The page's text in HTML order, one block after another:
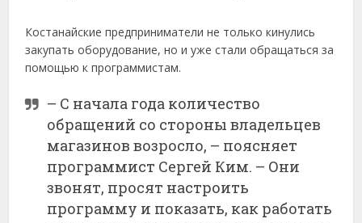
Костанайские предприниматели не только кинулись
закупать оборудование, но и уже стали обращаться за
помощью к программистам.
– С начала года количество
обращений со стороны владельцев
магазинов возросло, – поясняет
программист Сергей Ким. – Они
звонят, просят настроить
программу и показать, как работать